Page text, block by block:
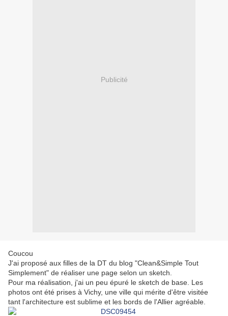
Publicité
Coucou
J'ai proposé aux filles de la DT du blog "Clean&Simple Tout
Simplement" de réaliser une page selon un sketch.
Pour ma réalisation, j'ai un peu épuré le sketch de base. Les
photos ont été prises à Vichy, une ville qui mérite d'être visitée
tant l'architecture est sublime et les bords de l'Allier agréable.